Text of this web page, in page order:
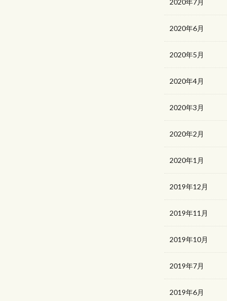
2020年7月
2020年6月
2020年5月
2020年4月
2020年3月
2020年2月
2020年1月
2019年12月
2019年11月
2019年10月
2019年7月
2019年6月